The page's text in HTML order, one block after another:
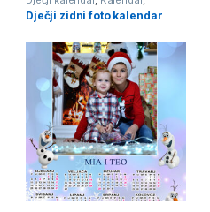
Kalendari
Dječji zidni foto kalendar